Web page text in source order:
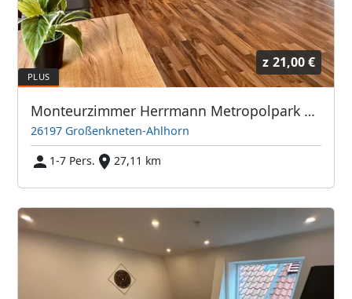
z 21,00 €
Monteurzimmer Herrmann Metropolpark Ahlhorn (Amazon), Großenkneten, Vechta, Cloppenburg, Wildeshausen, Visbek
26197 Großenkneten-Ahlhorn
1-7 Pers.
27,11 km